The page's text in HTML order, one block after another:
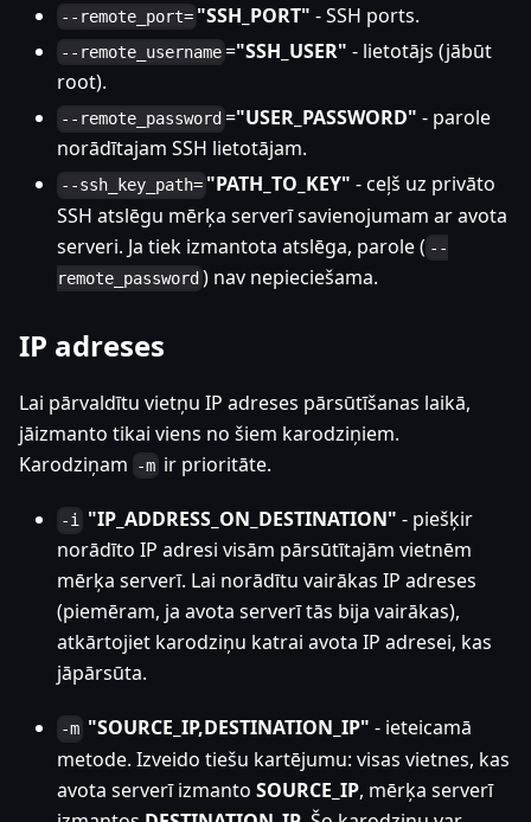
--remote_port= "SSH_PORT" - SSH ports.
--remote_username ="SSH_USER" - lietotājs (jābūt
root).
--remote_password ="USER_PASSWORD" - parole
norādītajam SSH lietotājam.
--ssh_key_path= "PATH_TO_KEY" - ceļš uz privāto
SSH atslēgu mērķa serverī savienojumam ar avota
serveri. Ja tiek izmantota atslēga, parole ( --
remote_password ) nav nepieciešama.
IP adreses
Lai pārvaldītu vietņu IP adreses pārsūtīšanas laikā,
jāizmanto tikai viens no šiem karodziņiem.
Karodziņam
-m ir prioritāte.
-i "IP_ADDRESS_ON_DESTINATION" - piešķir
norādīto IP adresi visām pārsūtītajām vietnēm
mērķa serverī. Lai norādītu vairākas IP adreses
(piemēram, ja avota serverī tās bija vairākas),
atkārtojiet karodziņu katrai avota IP adresei, kas
jāpārsūta.
-m "SOURCE_IP,DESTINATION_IP" - ieteicamā
metode. Izveido tiešu kartējumu: visas vietnes, kas
avota serverī izmanto SOURCE_IP, mērķa serverī